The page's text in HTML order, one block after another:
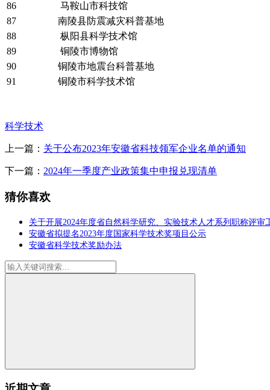
86
马鞍山市科技馆
87
南陵县防震减灾科普基地
88
枞阳县科学技术馆
89
铜陵市博物馆
90
铜陵市地震台科普基地
91
铜陵市科学技术馆
科学技术
上一篇： 关于公布2023年安徽省科技领军企业名单的通知
下一篇： 2024年一季度产业政策集中申报兑现清单
猜你喜欢
关于开展2024年度省自然科学研究、实验技术人才系列职称评审
安徽省拟提名2023年度国家科学技术奖项目公示
安徽省科学技术奖励办法